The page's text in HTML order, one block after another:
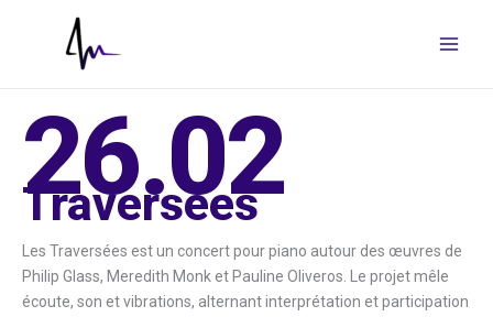
26.02
Traversées
Les Traversées est un concert pour piano autour des œuvres de
Philip Glass, Meredith Monk et Pauline Oliveros. Le projet mêle
écoute, son et vibrations, alternant interprétation et participation